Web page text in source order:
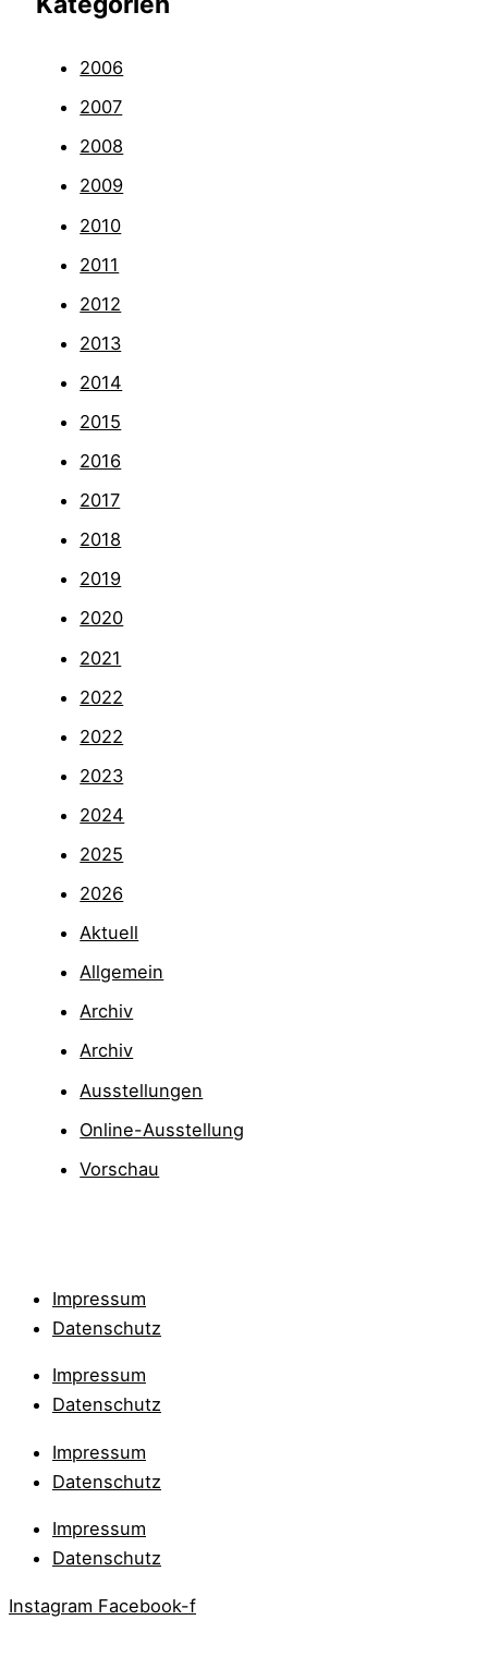
2006
2007
2008
2009
2010
2011
2012
2013
2014
2015
2016
2017
2018
2019
2020
2021
2022
2022
2023
2024
2025
2026
Aktuell
Allgemein
Archiv
Archiv
Ausstellungen
Online-Ausstellung
Vorschau
Impressum
Datenschutz
Impressum
Datenschutz
Impressum
Datenschutz
Impressum
Datenschutz
Instagram Facebook-f